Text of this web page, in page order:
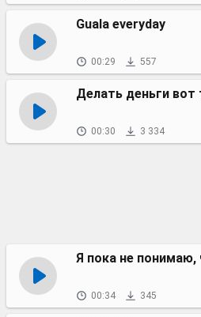
Guala everyday
00:29 557
Делать деньги вот
00:30 3 334
Я пока не понимаю,
00:34 345